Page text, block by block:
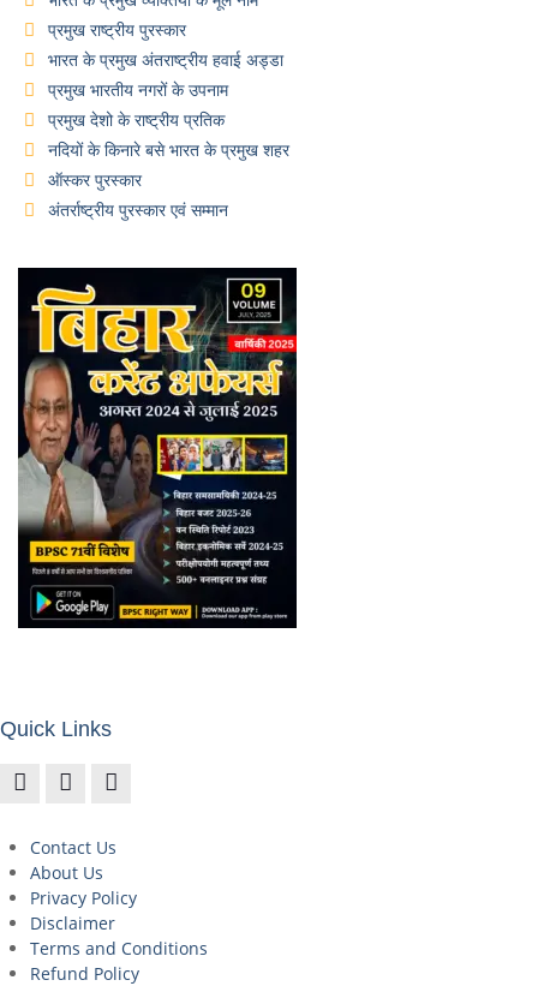
प्रमुख राष्ट्रीय पुरस्कार
भारत के प्रमुख अंतराष्ट्रीय हवाई अड्डा
प्रमुख भारतीय नगरों के उपनाम
प्रमुख देशो के राष्ट्रीय प्रतिक
नदियों के किनारे बसे भारत के प्रमुख शहर
ऑस्कर पुरस्कार
अंतर्राष्ट्रीय पुरस्कार एवं सम्मान
Quick Links
Contact Us
About Us
Privacy Policy
Disclaimer
Terms and Conditions
Refund Policy